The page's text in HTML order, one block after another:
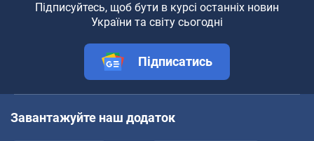
Підписуйтесь, щоб бути в курсі останніх новин
України та світу сьогодні
Підписатись
Завантажуйте наш додаток